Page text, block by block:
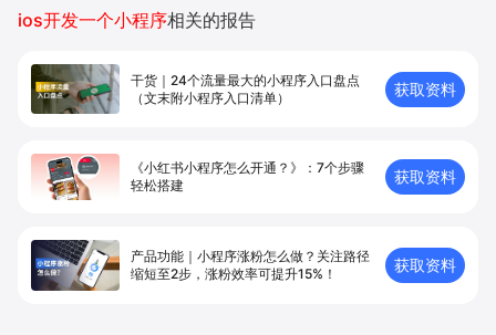
ios开发一个小程序相关的报告
干货｜24个流量最大的小程序入口盘点
（文末附小程序入口清单）
获取资料
《小红书小程序怎么开通？》：7个步骤
轻松搭建
获取资料
产品功能｜小程序涨粉怎么做？关注路径
缩短至2步，涨粉效率可提升15%！
获取资料